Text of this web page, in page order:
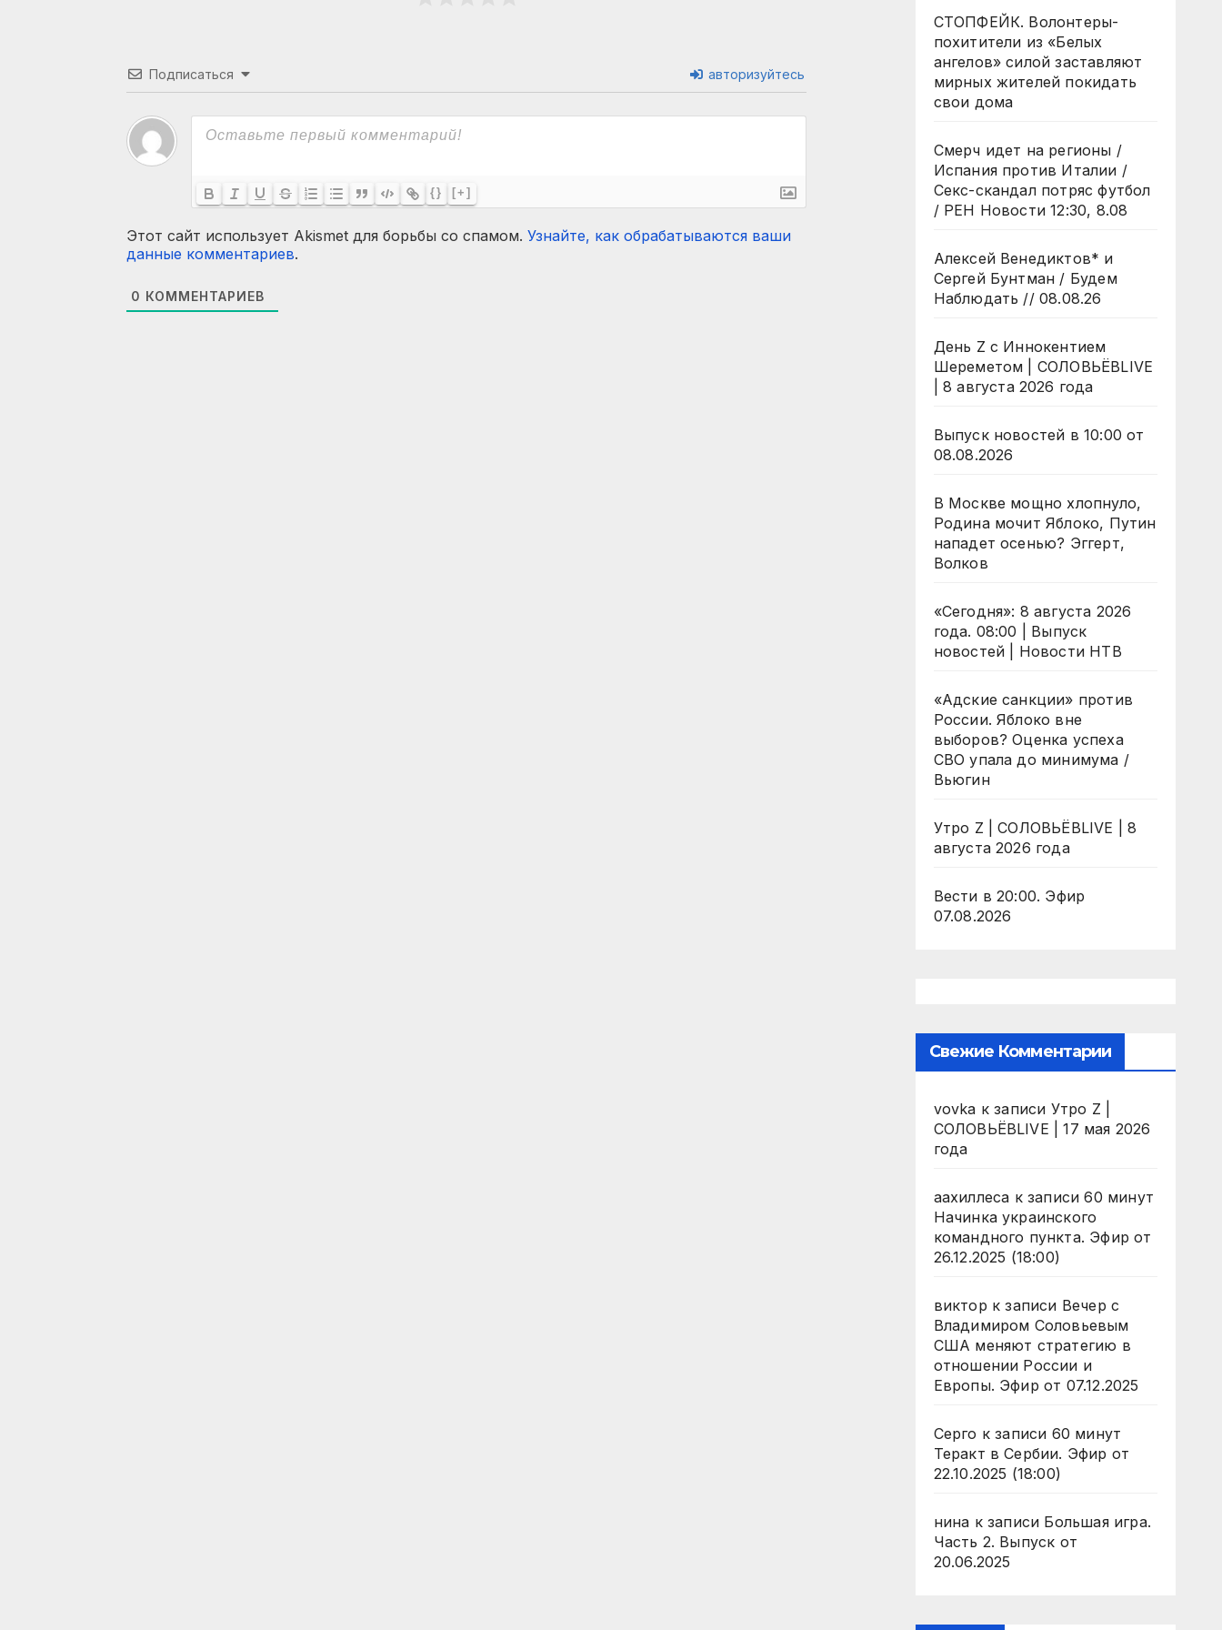
Подписаться авторизуйтесь
{} [+]
Этот сайт использует Akismet для борьбы со спамом. Узнайте, как обрабатываются ваши
данные комментариев.
0 КОММЕНТАРИЕВ
СТОПФЕЙК. Волонтеры-
похитители из «Белых
ангелов» силой заставляют
мирных жителей покидать
свои дома
Смерч идет на регионы /
Испания против Италии /
Секс-скандал потряс футбол
/ РЕН Новости 12:30, 8.08
Алексей Венедиктов* и
Сергей Бунтман / Будем
Наблюдать // 08.08.26
День Z с Иннокентием
Шереметом | СОЛОВЬЁВLIVE
| 8 августа 2026 года
Выпуск новостей в 10:00 от
08.08.2026
В Москве мощно хлопнуло,
Родина мочит Яблоко, Путин
нападет осенью? Эггерт,
Волков
«Сегодня»: 8 августа 2026
года. 08:00 | Выпуск
новостей | Новости НТВ
«Адские санкции» против
России. Яблоко вне
выборов? Оценка успеха
СВО упала до минимума /
Вьюгин
Утро Z | СОЛОВЬЁВLIVE | 8
августа 2026 года
Вести в 20:00. Эфир
07.08.2026
Свежие Комментарии
vovka к записи Утро Z |
СОЛОВЬЁВLIVE | 17 мая 2026
года
аахиллеса к записи60 минут
Начинка украинского
командного пункта. Эфир от
26.12.2025 (18:00)
виктор к записи Вечер с
Владимиром Соловьевым
США меняют стратегию в
отношении России и
Европы. Эфир от 07.12.2025
Серго к записи 60 минут
Теракт в Сербии. Эфир от
22.10.2025 (18:00)
нина к записи Большая игра.
Часть 2. Выпуск от
20.06.2025